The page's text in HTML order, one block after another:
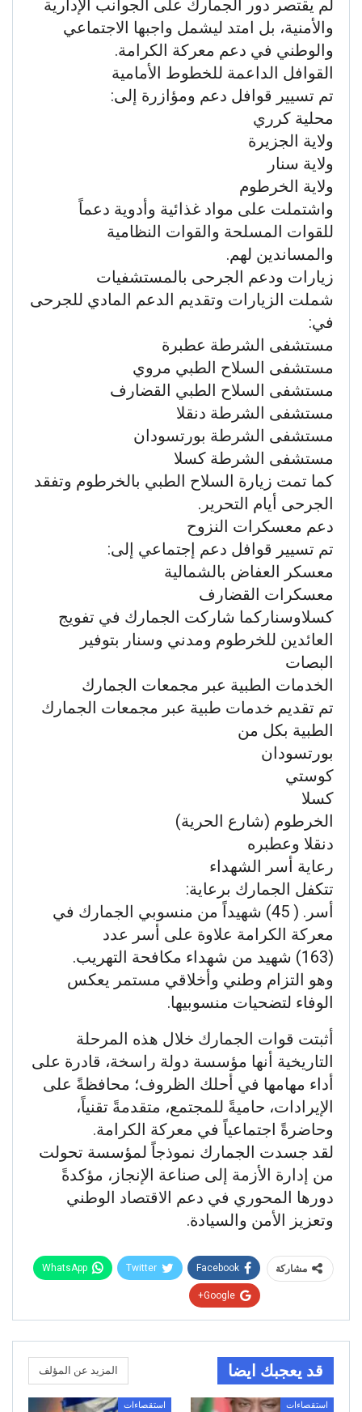
لم يقتصر دور الجمارك على الجوانب الإدارية
والأمنية، بل امتد ليشمل واجبها الاجتماعي
والوطني في دعم معركة الكرامة.
القوافل الداعمة للخطوط الأمامية
تم تسيير قوافل دعم ومؤازرة إلى:
محلية كرري
ولاية الجزيرة
ولاية سنار
ولاية الخرطوم
واشتملت على مواد غذائية وأدوية دعماً
للقوات المسلحة والقوات النظامية
والمساندين لهم.
زيارات ودعم الجرحى بالمستشفيات
شملت الزيارات وتقديم الدعم المادي للجرحى
في:
مستشفى الشرطة عطبرة
مستشفى السلاح الطبي مروي
مستشفى السلاح الطبي القضارف
مستشفى الشرطة دنقلا
مستشفى الشرطة بورتسودان
مستشفى الشرطة كسلا
كما تمت زيارة السلاح الطبي بالخرطوم وتفقد
الجرحى أيام التحرير.
دعم معسكرات النزوح
تم تسيير قوافل دعم إجتماعي إلى:
معسكر العفاض بالشمالية
معسكرات القضارف
كسلاوسناركما شاركت الجمارك في تفويج
العائدين للخرطوم ومدني وسنار بتوفير
البصات
الخدمات الطبية عبر مجمعات الجمارك
تم تقديم خدمات طبية عبر مجمعات الجمارك
الطبية بكل من
بورتسودان
كوستي
كسلا
الخرطوم (شارع الحرية)
دنقلا وعطبره
رعاية أسر الشهداء
تتكفل الجمارك برعاية:
أسر. ( 45) شهيداً من منسوبي الجمارك في
معركة الكرامة علاوة على أسر عدد
(163) شهيد من شهداء مكافحة التهريب.
وهو التزام وطني وأخلاقي مستمر يعكس
الوفاء لتضحيات منسوبيها.
أثبتت قوات الجمارك خلال هذه المرحلة
التاريخية أنها مؤسسة دولة راسخة، قادرة على
أداء مهامها في أحلك الظروف؛ محافظةً على
الإيرادات، حاميةً للمجتمع، متقدمةً تقنياً،
وحاضرةً اجتماعياً في معركة الكرامة.
لقد جسدت الجمارك نموذجاً لمؤسسة تحولت
من إدارة الأزمة إلى صناعة الإنجاز، مؤكدةً
دورها المحوري في دعم الاقتصاد الوطني
وتعزيز الأمن والسيادة.
مشاركة Facebook
Twitter
WhatsApp
Google+
قد يعجبك ايضا المزيد عن المؤلف
استقصاءات استقصاءات